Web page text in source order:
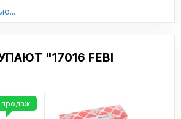
а также жидкости и
пыльники и подшипники, при
стал одним из крупнейших
для вторичного рынка в
"17016 FEBI
продаж